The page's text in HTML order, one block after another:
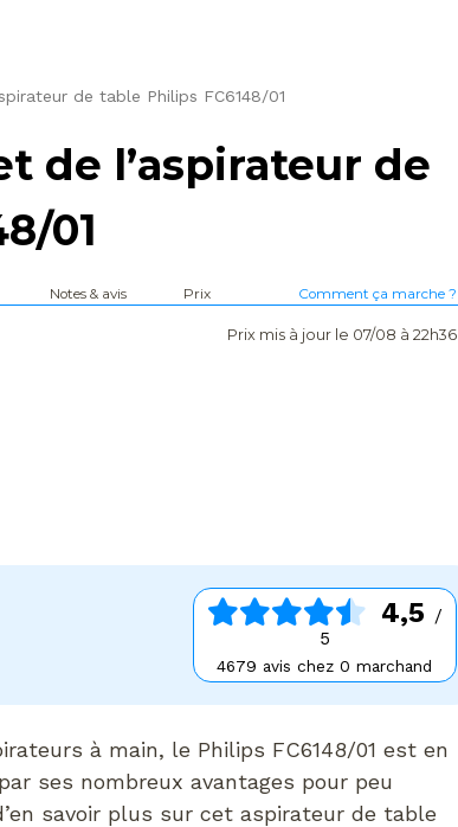
de table Philips FC6148/01
de l’aspirateur de
01
Notes & avis Prix Comment ça marche ?
Prix mis à jour le 07/08 à 22h36
4,5 /
5
4679 avis chez 0 marchand
à main, le Philips FC6148/01 est en
ses nombreux avantages pour peu
savoir plus sur cet aspirateur de table